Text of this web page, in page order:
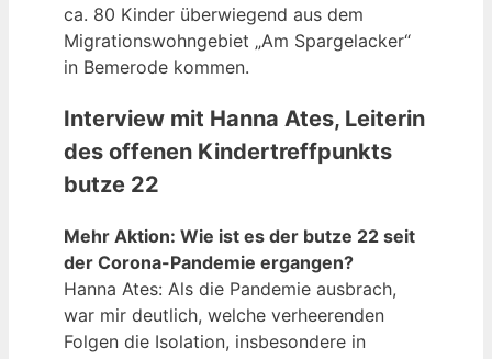
ca. 80 Kinder überwiegend aus dem
Migrationswohngebiet „Am Spargelacker“
in Bemerode kommen.
Interview mit Hanna Ates, Leiterin
des offenen Kindertreffpunkts
butze 22
Mehr Aktion: Wie ist es der butze 22 seit
der Corona-Pandemie ergangen?
Hanna Ates: Als die Pandemie ausbrach,
war mir deutlich, welche verheerenden
Folgen die Isolation, insbesondere in